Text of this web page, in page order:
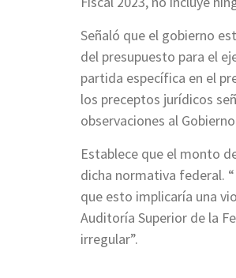
Señaló que el gobierno
del presupuesto para el
partida específica en el
los preceptos jurídicos
observaciones al
Establece que el monto
dicha normativa federal.
que esto implicaría una
Auditoría Superior de la
irregular”.